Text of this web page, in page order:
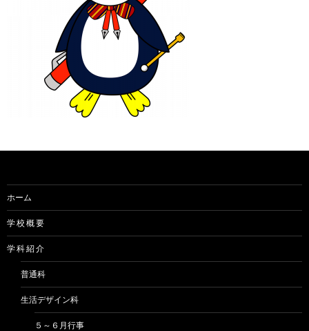
ホーム
学 校 概 要
学 科 紹 介
普通科
生活デザイン科
５～６月行事